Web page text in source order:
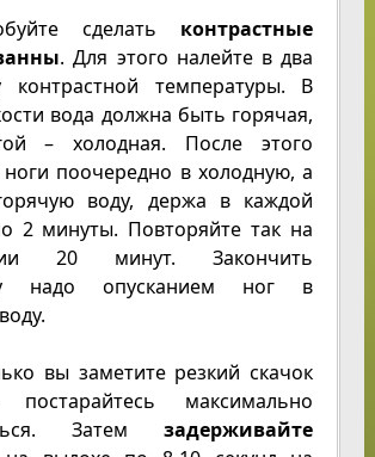
сделать контрастные
. Для этого налейте в два
контрастной температуры. В
вода должна быть горячая,
– холодная. После этого
ноги поочередно в холодную, а
воду, держа в каждой
2 минуты. Повторяйте так на
20 минут. Закончить
надо опусканием ног в
вы заметите резкий скачок
постарайтесь максимально
Затемзадерживайте